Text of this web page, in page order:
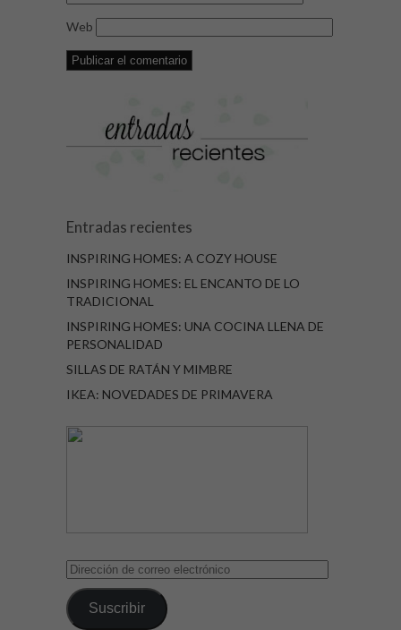
Web
Entradas recientes
INSPIRING HOMES: A COZY HOUSE
INSPIRING HOMES: EL ENCANTO DE LO
TRADICIONAL
INSPIRING HOMES: UNA COCINA LLENA DE
PERSONALIDAD
SILLAS DE RATÁN Y MIMBRE
IKEA: NOVEDADES DE PRIMAVERA
Dirección
correo
electrónico
Suscribir